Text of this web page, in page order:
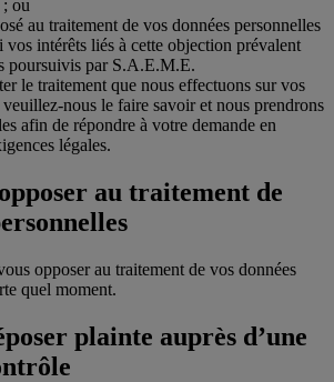
ou
au traitement de vos données personnelles
vos intérêts liés à cette objection prévalent
poursuivis par S.A.E.M.E.
le traitement que nous effectuons sur vos
nous le faire savoir et nous prendrons
afin de répondre à votre demande en
légales.
au traitement de
opposer au traitement de vos données
quel moment.
plainte auprès d’une